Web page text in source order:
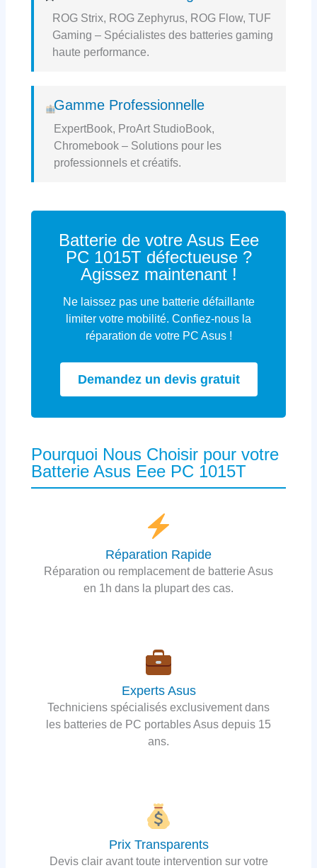
ROG Strix, ROG Zephyrus, ROG Flow, TUF
Gaming – Spécialistes des batteries gaming
haute performance.
Gamme Professionnelle
ExpertBook, ProArt StudioBook,
Chromebook – Solutions pour les
professionnels et créatifs.
Batterie de votre Asus Eee
PC 1015T défectueuse ?
Agissez maintenant !
Ne laissez pas une batterie défaillante
limiter votre mobilité. Confiez-nous la
réparation de votre PC Asus !
Demandez un devis gratuit
Pourquoi Nous Choisir pour votre
Batterie Asus Eee PC 1015T
Réparation Rapide
Réparation ou remplacement de batterie Asus
en 1h dans la plupart des cas.
Experts Asus
Techniciens spécialisés exclusivement dans
les batteries de PC portables Asus depuis 15
ans.
Prix Transparents
Devis clair avant toute intervention sur votre